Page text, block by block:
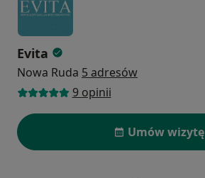
Evita
Nowa Ruda 5 adresów
9 opinii
Umów wizytę